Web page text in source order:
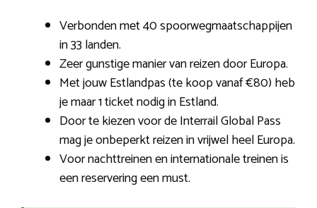
Verbonden met 40 spoorwegmaatschappijen
in 33 landen.
Zeer gunstige manier van reizen door Europa.
Met jouw Estlandpas (te koop vanaf €80) heb
je maar 1 ticket nodig in Estland.
Door te kiezen voor de Interrail Global Pass
mag je onbeperkt reizen in vrijwel heel Europa.
Voor nachttreinen en internationale treinen is
een reservering een must.